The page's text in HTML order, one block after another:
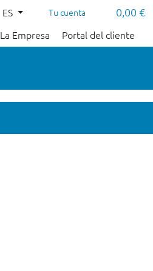
ES Tu cuenta 0,00 €
La Empresa Portal del cliente